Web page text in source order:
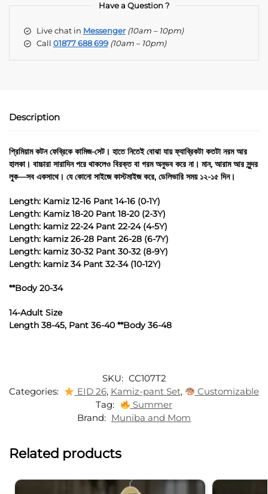
e
:
Have a Question ?
Live chat in Messenger (10am – 10pm)
Call 01877 688 699 (10am – 10pm)
Description
প্রিমিয়াম কটন ফেব্রিকে কামিজ-সেট। হাতে নিতেই বোঝা যায় ফ্যাব্রিকটা কতটা নরম আর
হালকা। বাচ্চারা সারাদিন পরে থাকলেও বিরক্ত বা গরম অনুভব করে না। মান, আরাম আর সুন্দর
লুক—সব একসাথে। যে কোনো সাইজে কাস্টমাইজ করে, ডেলিভারি সময় ১২-১৫ দিন।
Length: Kamiz 12-16 Pant 14-16 (0-1Y)
Length: Kamiz 18-20 Pant 18-20 (2-3Y)
Length: kamiz 22-24 Pant 22-24 (4-5Y)
Length: kamiz 26-28 Pant 26-28 (6-7Y)
Length: kamiz 30-32 Pant 30-32 (8-9Y)
Length: kamiz 34 Pant 32-34 (10-12Y)
**Body 20-34
14-Adult Size
Length 38-45, Pant 36-40 **Body 36-48
SKU: CC107T2
Categories:
EID 26, Kamiz-pant Set,
Customizable
Tag:
Summer
Brand: Muniba and Mom
Related products